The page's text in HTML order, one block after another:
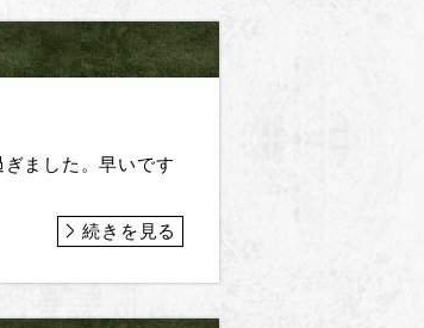
ました。早いです
続きを見る